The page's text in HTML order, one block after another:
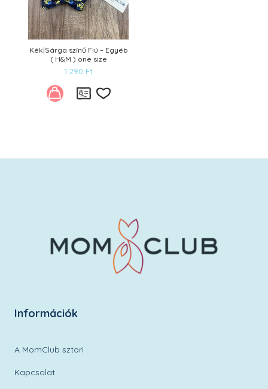
Kék|Sárga színű Fiú – Egyéb
( H&M ) one size
1 290 Ft
Információk
A MomClub sztori
Kapcsolat